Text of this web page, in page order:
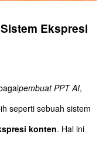
Ekspresi
pembuat PPT AI,
seperti sebuah sistem
konten. Hal ini